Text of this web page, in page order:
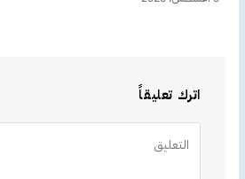
اترك تعليقاً